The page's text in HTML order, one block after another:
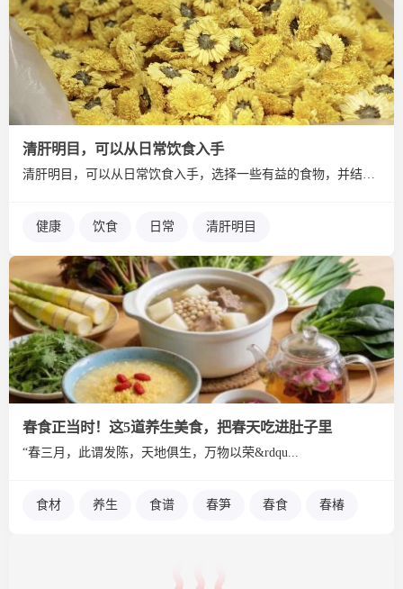
清肝明目，可以从日常饮食入手
清肝明目，可以从日常饮食入手，选择一些有益的食物，并结合良好...
健康 饮食 日常 清肝明目
春食正当时！这5道养生美食，把春天吃进肚子里
“春三月，此谓发陈，天地俱生，万物以荣&rdqu...
食材 养生 食谱 春笋 春食 春椿